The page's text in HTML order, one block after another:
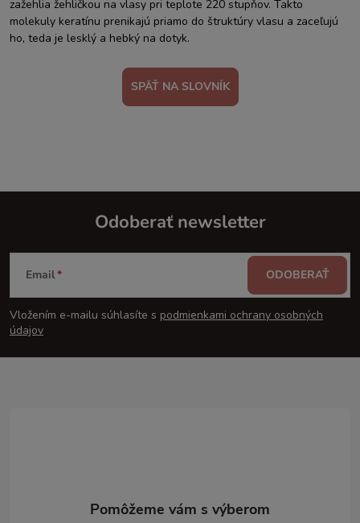
zažehlia žehličkou na vlasy pri teplote 220 stupňov. Takto
molekuly keratínu prenikajú priamo do štruktúry vlasu a zaceľujú
ho, teda je lesklý a hebký na dotyk.
SPÄŤ NA SLOVNÍK
Z
á
p
Odoberať newsletter
Email
Vložením e-mailu súhlasíte s podmienkami ochrany osobných
údajov
ODOBERAŤ